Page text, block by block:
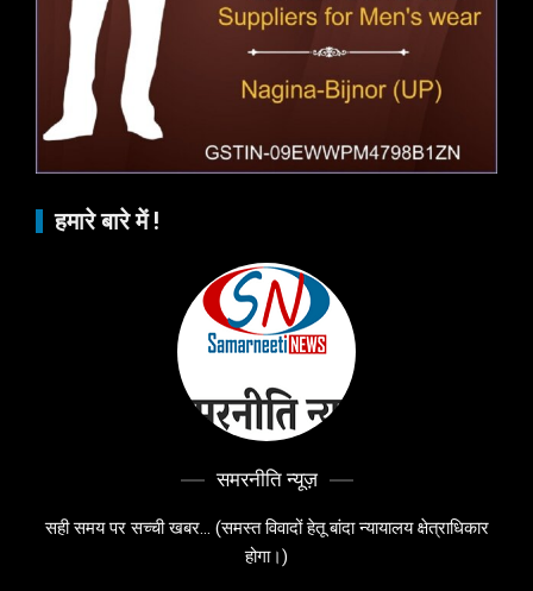
हमारे बारे में !
समरनीति न्यूज़
सही समय पर सच्ची खबर... (समस्त विवादों हेतू बांदा न्यायालय क्षेत्राधिकार
होगा।)